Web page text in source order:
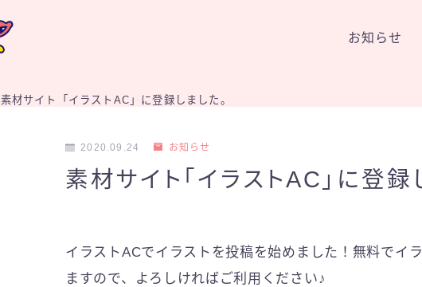
お知らせ
素材サイト「イラストAC」に登録しました。
2020.09.24 お知らせ
素材サイト「イラストAC」に登録
イラストACでイラストを投稿を始めました！無料でイ
ますので、よろしければご利用ください♪